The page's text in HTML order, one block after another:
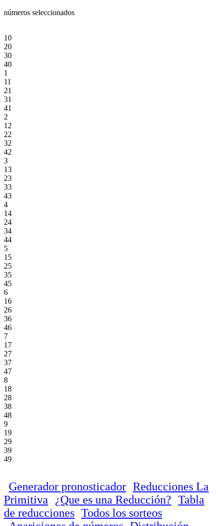
números seleccionados
10
20
30
40
1
11
21
31
41
2
12
22
32
42
3
13
23
33
43
4
14
24
34
44
5
15
25
35
45
6
16
26
36
46
7
17
27
37
47
8
18
28
38
48
9
19
29
39
49
Generador pronosticador Reducciones La
Primitiva
¿Que es una Reducción? Tabla
de reducciones Todos los sorteos